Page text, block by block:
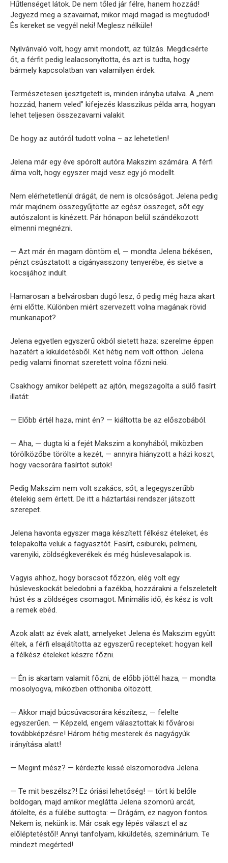
Hűtlenséget látok. De nem tőled jár félre, hanem hozzád!
Jegyezd meg a szavaimat, mikor majd magad is megtudod!
És kereket se vegyél neki! Meglesz nélküle!
Nyilvánvaló volt, hogy amit mondott, az túlzás. Megdicsérte
őt, a férfit pedig lealacsonyította, és azt is tudta, hogy
bármely kapcsolatban van valamilyen érdek.
Természetesen ijesztgetett is, minden irányba utalva. A „nem
hozzád, hanem veled” kifejezés klasszikus példa arra, hogyan
lehet teljesen összezavarni valakit.
De hogy az autóról tudott volna – az lehetetlen!
Jelena már egy éve spórolt autóra Makszim számára. A férfi
álma volt, hogy egyszer majd vesz egy jó modellt.
Nem elérhetetlenül drágát, de nem is olcsóságot. Jelena pedig
már majdnem összegyűjtötte az egész összeget, sőt egy
autószalont is kinézett. Pár hónapon belül szándékozott
elmenni megnézni.
— Azt már én magam döntöm el, — mondta Jelena békésen,
pénzt csúsztatott a cigányasszony tenyerébe, és sietve a
kocsijához indult.
Hamarosan a belvárosban dugó lesz, ő pedig még haza akart
érni előtte. Különben miért szervezett volna magának rövid
munkanapot?
Jelena egyetlen egyszerű okból sietett haza: szerelme éppen
hazatért a kiküldetésből. Két hétig nem volt otthon. Jelena
pedig valami finomat szeretett volna főzni neki.
Csakhogy amikor belépett az ajtón, megszagolta a sülő fasírt
illatát:
— Előbb értél haza, mint én? — kiáltotta be az előszobából.
— Aha, — dugta ki a fejét Makszim a konyhából, miközben
törölközőbe törölte a kezét, — annyira hiányzott a házi koszt,
hogy vacsorára fasírtot sütök!
Pedig Makszim nem volt szakács, sőt, a legegyszerűbb
ételekig sem értett. De itt a háztartási rendszer játszott
szerepet.
Jelena havonta egyszer maga készített félkész ételeket, és
telepakolta velük a fagyasztót. Fasírt, csibureki, pelmeni,
varenyiki, zöldségkeverékek és még húslevesalapok is.
Vagyis ahhoz, hogy borscsot főzzön, elég volt egy
húsleveskockát beledobni a fazékba, hozzárakni a felszeletelt
húst és a zöldséges csomagot. Minimális idő, és kész is volt
a remek ebéd.
Azok alatt az évek alatt, amelyeket Jelena és Makszim együtt
éltek, a férfi elsajátította az egyszerű recepteket: hogyan kell
a félkész ételeket készre főzni.
— Én is akartam valamit főzni, de előbb jöttél haza, — mondta
mosolyogva, miközben otthoniba öltözött.
— Akkor majd búcsúvacsorára készítesz, — felelte
egyszerűen. — Képzeld, engem választottak ki fővárosi
továbbképzésre! Három hétig mesterek és nagyágyúk
irányítása alatt!
— Megint mész? — kérdezte kissé elszomorodva Jelena.
— Te mit beszélsz?! Ez óriási lehetőség! — tört ki belőle
boldogan, majd amikor meglátta Jelena szomorú arcát,
átölelte, és a fülébe suttogta: — Drágám, ez nagyon fontos.
Nekem is, nekünk is. Már csak egy lépés választ el az
előléptetéstől! Annyi tanfolyam, kiküldetés, szeminárium. Te
mindezt megérted!